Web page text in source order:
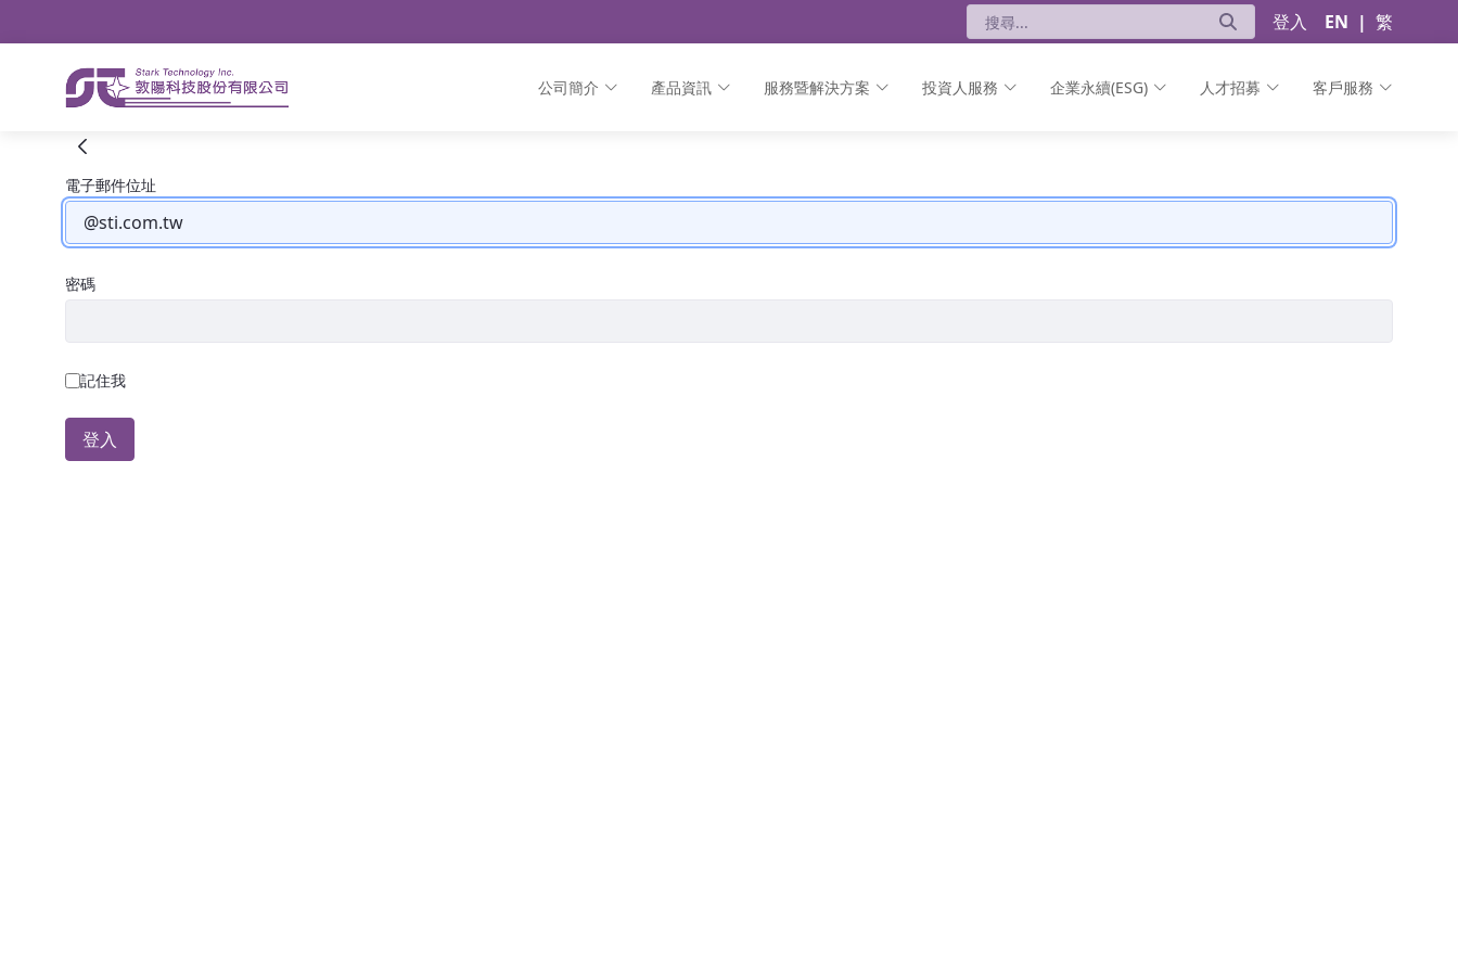
登入 EN | 繁
公司簡介 產品資訊 服務暨解決方案 投資人服務 企業永續(ESG) 人才招募 客戶服務
客戶服務網
登入
電子郵件位址
密碼
記住我
登入